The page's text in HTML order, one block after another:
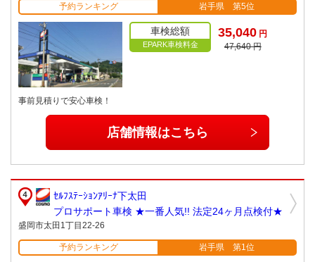
予約ランキング 岩手県 第5位
車検総額
EPARK車検料金
35,040 円
47,640 円
事前見積りで安心車検！
店舗情報はこちら
ｾﾙﾌｽﾃｰｼｮﾝｱﾘｰﾅ下太田
プロサポート車検 ★一番人気!! 法定24ヶ月点検付★
盛岡市太田1丁目22-26
予約ランキング 岩手県 第1位